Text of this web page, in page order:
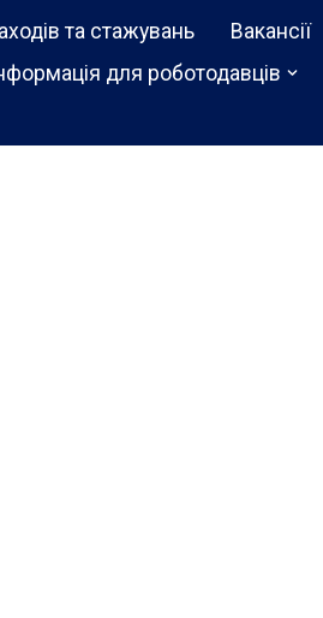
та стажувань
Вакансії
для роботодавців